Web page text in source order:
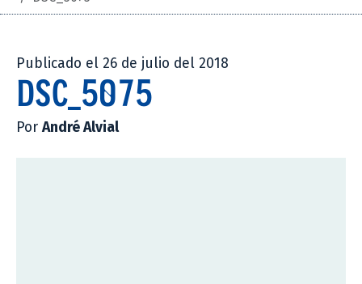
Publicado el 26 de julio del 2018
DSC_5075
Por André Alvial